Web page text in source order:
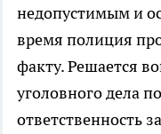
недопустимым и
время полиция
факту. Решается
уголовного дела
ответственность